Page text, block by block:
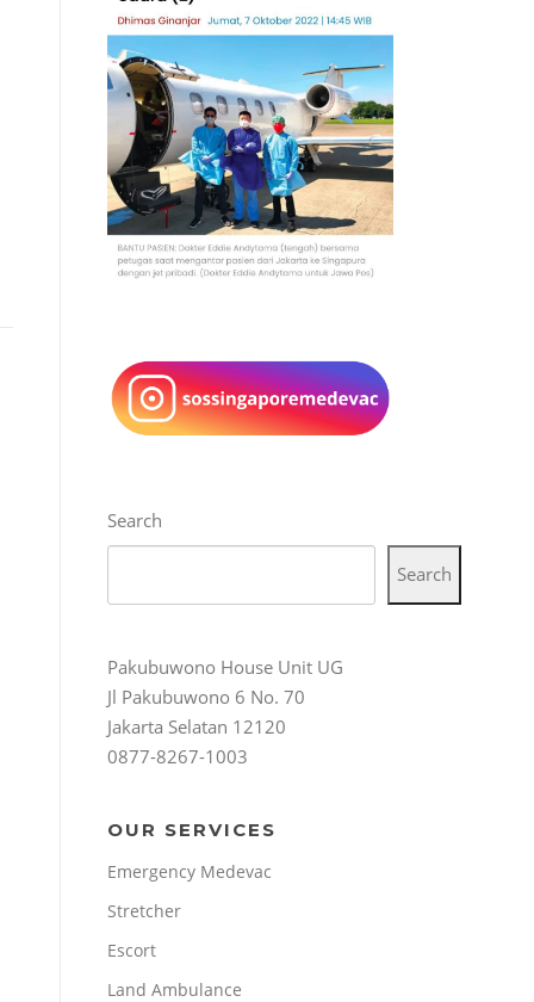
Search
Search
Pakubuwono House Unit UG
Jl Pakubuwono 6 No. 70
Jakarta Selatan 12120
0877-8267-1003
OUR SERVICES
Emergency Medevac
Stretcher
Escort
Land Ambulance